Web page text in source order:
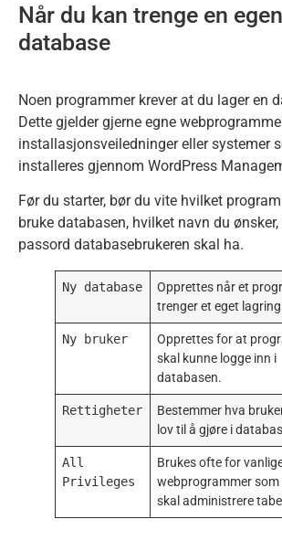
Når du kan trenge en egen
database
Noen programmer krever at du lager en
Dette gjelder gjerne egne
installasjonsveiledninger eller systemer
installeres gjennom WordPress
Før du starter, bør du vite hvilket
bruke databasen, hvilket navn du
passord databasebrukeren skal ha.
Ny database
Opprettes når et
trenger et eget
Ny bruker
Opprettes for at
skal kunne logge inn i
databasen.
Rettigheter
Bestemmer hva
lov til å gjøre i
All
Privileges
Brukes ofte for
webprogrammer som
skal administrere